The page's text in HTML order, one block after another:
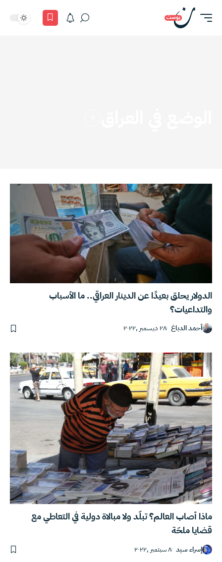
الدولار يحلق بعيدًا عن الدينار العراقي.. ما الأسباب
والتداعيات؟
أحمد الدباغ ٢٨ ديسمبر ,٢٠٢٢
ماذا أصاب العالم؟ تبلّد ولا مبالاة دولية في التعاطي مع
قضايا ملحّة
إسراء سيد ٨ سبتمبر ,٢٠٢٢